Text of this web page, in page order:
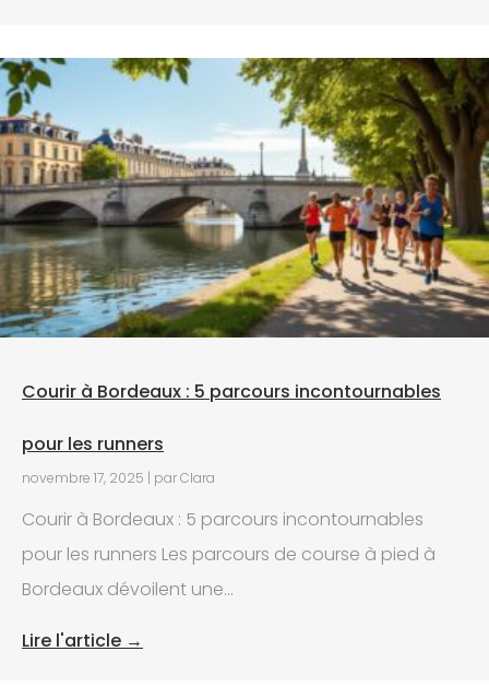
Courir à Bordeaux : 5 parcours incontournables
pour les runners
novembre 17, 2025 | par Clara
Courir à Bordeaux : 5 parcours incontournables
pour les runners Les parcours de course à pied à
Bordeaux dévoilent une...
Lire l'article →